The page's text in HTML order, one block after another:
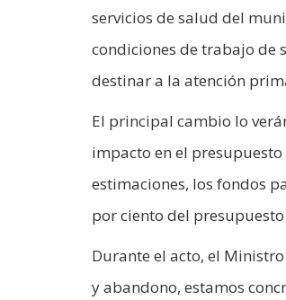
servicios de salud del
condiciones de trabajo de
destinar a la atención
El principal cambio lo
impacto en el
estimaciones, los fondos
por ciento del
Durante el acto, el
y abandono, estamos